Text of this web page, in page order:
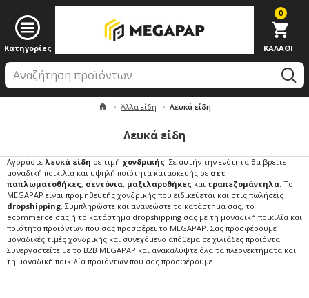
0
Άλλα είδη Λευκά είδη
Λευκά είδη
Αγοράστε λευκά είδη σε τιμή χονδρικής. Σε αυτήν την ενότητα θα βρείτε
μοναδική ποικιλία και υψηλή ποιότητα κατασκευής σε σετ
παπλωματοθήκες, σεντόνια, μαξιλαροθήκες και τραπεζομάντηλα. Το
MEGAPAP είναι προμηθευτής χονδρικής που ειδικεύεται και στις πωλήσεις
dropshipping. Συμπληρώστε και ανανεώστε το κατάστημά σας, το
ecommerce σας ή το κατάστημα dropshipping σας με τη μοναδική ποικιλία και
ποιότητα προϊόντων που σας προσφέρει το MEGAPAP. Σας προσφέρουμε
μοναδικές τιμές χονδρικής και συνεχόμενο απόθεμα σε χιλιάδες προϊόντα.
Συνεργαστείτε με το B2B MEGAPAP και ανακαλύψτε όλα τα πλεονεκτήματα και
τη μοναδική ποικιλία προϊόντων που σας προσφέρουμε.